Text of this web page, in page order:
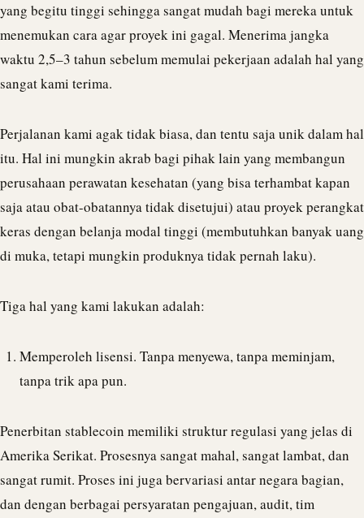
yang begitu tinggi sehingga sangat mudah bagi mereka untuk
menemukan cara agar proyek ini gagal. Menerima jangka
waktu 2,5–3 tahun sebelum memulai pekerjaan adalah hal yang
sangat kami terima.
Perjalanan kami agak tidak biasa, dan tentu saja unik dalam hal
itu. Hal ini mungkin akrab bagi pihak lain yang membangun
perusahaan perawatan kesehatan (yang bisa terhambat kapan
saja atau obat-obatannya tidak disetujui) atau proyek perangkat
keras dengan belanja modal tinggi (membutuhkan banyak uang
di muka, tetapi mungkin produknya tidak pernah laku).
Tiga hal yang kami lakukan adalah:
Memperoleh lisensi. Tanpa menyewa, tanpa meminjam,
tanpa trik apa pun.
Penerbitan stablecoin memiliki struktur regulasi yang jelas di
Amerika Serikat. Prosesnya sangat mahal, sangat lambat, dan
sangat rumit. Proses ini juga bervariasi antar negara bagian,
dan dengan berbagai persyaratan pengajuan, audit, tim